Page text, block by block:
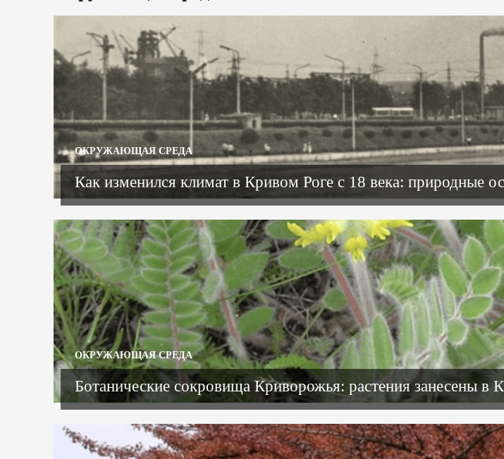
ОКРУЖАЮЩАЯ СРЕДА
Как изменился климат в Кривом Роге с 18 века: природные
ОКРУЖАЮЩАЯ СРЕДА
Ботанические сокровища Криворожья: растения занесены в